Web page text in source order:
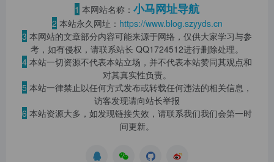
1 本网站名称： 小马网址导航
2 本站永久网址： https://www.blog.szyyds.cn
3 本网站的文章部分内容可能来源于网络，仅供大家学习与参
考，如有侵权，请联系站长 QQ1724512进行删除处理。
4 本站一切资源不代表本站立场，并不代表本站赞同其观点和
对其真实性负责。
5 本站一律禁止以任何方式发布或转载任何违法的相关信息，
访客发现请向站长举报
6 本站资源大多，如发现链接失效，请联系我们我们会第一时
间更新。